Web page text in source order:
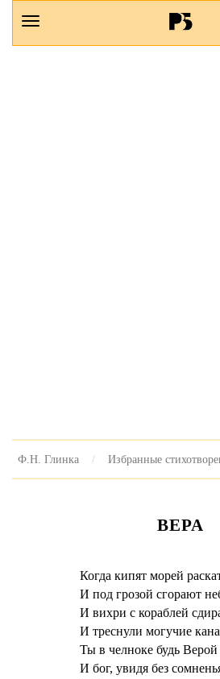
Ф.Н. Глинка Избранные
ВЕРА
Когда кипят морей
И под грозой сгорают
И вихри с кораблей
И треснули могучие
Ты в челноке будь Верой
И бог, увидя без